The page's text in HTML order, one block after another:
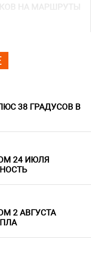
НА МАРШРУТЫ
38 ГРАДУСОВ В
24 ИЮЛЯ
2 АВГУСТА